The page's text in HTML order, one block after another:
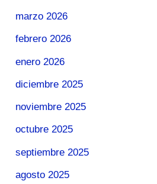
marzo 2026
febrero 2026
enero 2026
diciembre 2025
noviembre 2025
octubre 2025
septiembre 2025
agosto 2025